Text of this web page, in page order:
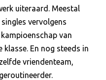
uiteraard. Meestal
vervolgens
van
En nog steeds in
vriendenteam,